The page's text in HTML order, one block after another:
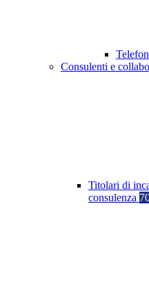
Consulenti e
Titolari di
consulenza